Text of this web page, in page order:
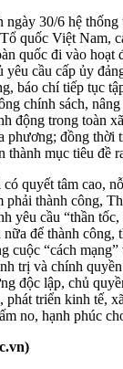
ngày 30/6 hệ
quốc Việt Nam,
quốc đi vào hoạt
yêu cầu cấp ủy
báo chí tiếp tục
chính sách,
động trong toàn
phương; đồng thời
thành mục tiêu đề
quyết tâm cao,
phải thành công,
yêu cầu “thần
nữa để thành công,
cuộc “cách
trị và chính
độc lập, chủ
phát triển kinh tế,
no, hạnh phúc